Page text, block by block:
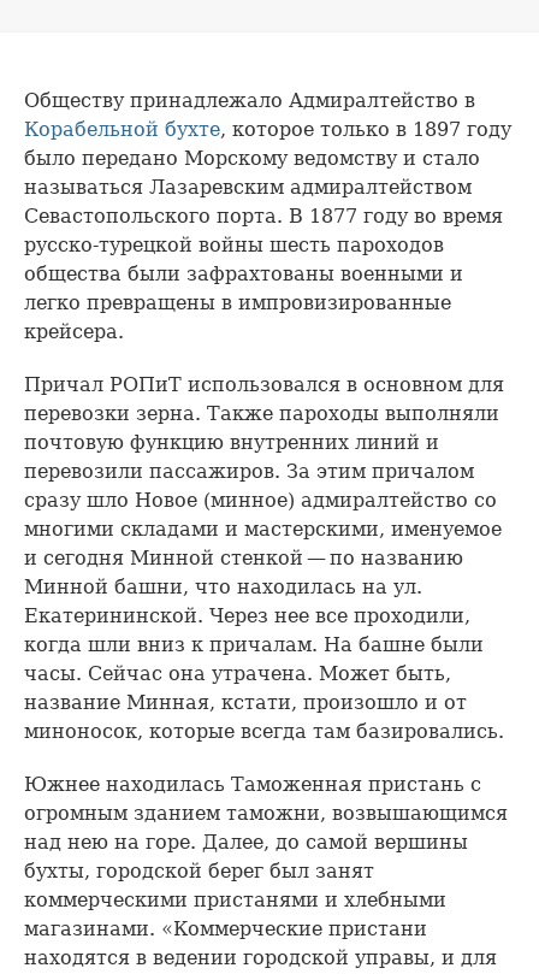
Обществу принадлежало Адмиралтейство в
Корабельной бухте, которое только в 1897 году
было передано Морскому ведомству и стало
называться Лазаревским адмиралтейством
Севастопольского порта. В 1877 году во время
русско-турецкой войны шесть пароходов
общества были зафрахтованы военными и
легко превращены в импровизированные
крейсера.
Причал РОПиТ использовался в основном для
перевозки зерна. Также пароходы выполняли
почтовую функцию внутренних линий и
перевозили пассажиров. За этим причалом
сразу шло Новое (минное) адмиралтейство со
многими складами и мастерскими, именуемое
и сегодня Минной стенкой — по названию
Минной башни, что находилась на ул.
Екатерининской. Через нее все проходили,
когда шли вниз к причалам. На башне были
часы. Сейчас она утрачена. Может быть,
название Минная, кстати, произошло и от
миноносок, которые всегда там базировались.
Южнее находилась Таможенная пристань с
огромным зданием таможни, возвышающимся
над нею на горе. Далее, до самой вершины
бухты, городской берег был занят
коммерческими пристанями и хлебными
магазинами. «Коммерческие пристани
находятся в ведении городской управы, и для